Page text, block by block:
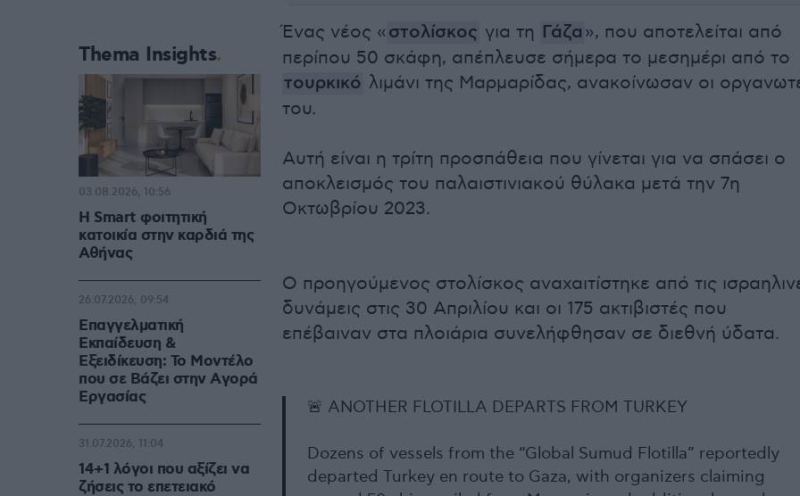
Ένας νέος « στολίσκος για τη Γάζα », που αποτελείται από
περίπου 50 σκάφη, απέπλευσε σήμερα το μεσημέρι από το
τουρκικό λιμάνι της Μαρμαρίδας, ανακοίνωσαν οι
του.
Αυτή είναι η τρίτη προσπάθεια που γίνεται για να σπάσει ο
αποκλεισμός του παλαιστινιακού θύλακα μετά την 7η
Οκτωβρίου 2023.
Ο προηγούμενος στολίσκος αναχαιτίστηκε από τις
δυνάμεις στις 30 Απριλίου και οι 175 ακτιβιστές που
επέβαιναν στα πλοιάρια συνελήφθησαν σε διεθνή ύδατα.
🚨 ANOTHER FLOTILLA DEPARTS FROM TURKEY
Dozens of vessels from the “Global Sumud Flotilla” reportedly
departed Turkey en route to Gaza, with organizers claiming
Thema Insights
Η Smart φοιτητική
κατοικία στην καρδιά της
Αθήνας
03.08.2026, 10:56
Επαγγελματική
Εκπαίδευση &
Εξειδίκευση: Το Mοντέλο
που σε Bάζει στην Aγορά
Eργασίας
26.07.2026, 09:54
14+1 λόγοι που αξίζει να
ζήσεις το επετειακό
31.07.2026, 11:04